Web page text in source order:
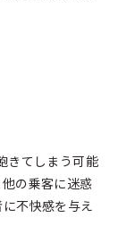
きてしまう可能
の乗客に迷惑
不快感を与え